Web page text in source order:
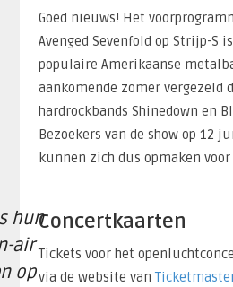
Goed nieuws! Het
Avenged Sevenfold op Strijp-S
populaire Amerikaanse
aankomende zomer vergezeld
hardrockbands Shinedown en
Bezoekers van de show op 12
kunnen zich dus opmaken
Concertkaarten
Tickets voor het
via de website van
hun
air
op